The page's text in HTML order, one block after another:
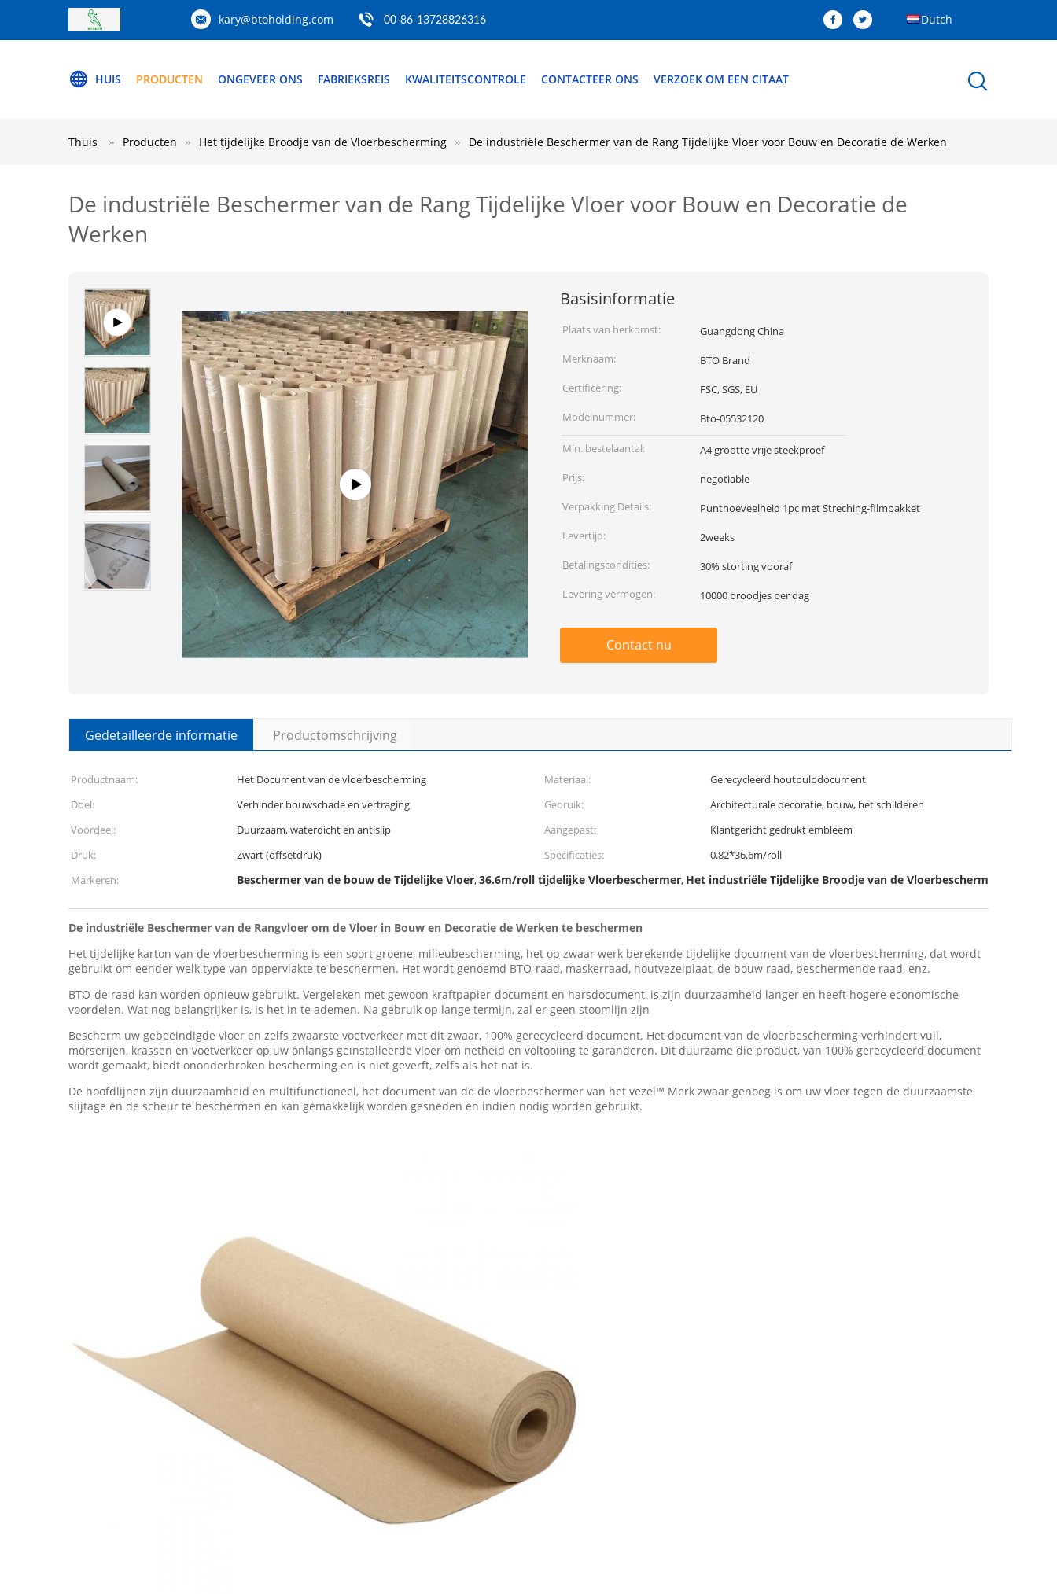
kary@btoholding.com 00-86-13728826316 Dutch
HUIS PRODUCTEN ONGEVEER ONS FABRIEKSREIS KWALITEITSCONTROLE CONTACTEER ONS VERZOEK OM EEN CITAAT
Thuis Producten Het tijdelijke Broodje van de Vloerbescherming De industriële Beschermer van de Rang Tijdelijke Vloer voor Bouw en Decoratie de Werken
De industriële Beschermer van de Rang Tijdelijke Vloer voor Bouw en Decoratie de
Werken
Basisinformatie
Plaats van herkomst:
Guangdong China
Merknaam:
BTO Brand
Certificering:
FSC, SGS, EU
Modelnummer:
Bto-05532120
Min. bestelaantal:
A4 grootte vrije steekproef
Prijs:
negotiable
Verpakking Details:
Punthoeveelheid 1pc met Streching-filmpakket
Levertijd:
2weeks
Betalingscondities:
30% storting vooraf
Levering vermogen:
10000 broodjes per dag
Contact nu
Gedetailleerde informatie Productomschrijving
Productnaam: Het Document van de vloerbescherming Materiaal:
Gerecycleerd houtpulpdocument
Doel:
Verhinder bouwschade en vertraging Gebruik:
Architecturale decoratie, bouw, het schilderen
Voordeel:
Duurzaam, waterdicht en antislip Aangepast:
Klantgericht gedrukt embleem
Druk:
Zwart (offsetdruk) Specificaties:
0.82*36.6m/roll
Markeren:
Beschermer van de bouw de Tijdelijke Vloer,36.6m/roll tijdelijke Vloerbeschermer, Het industriële Tijdelijke Broodje van de Vloerbescherming
De industriële Beschermer van de Rangvloer om de Vloer in Bouw en Decoratie de Werken te beschermen
Het tijdelijke karton van de vloerbescherming is een soort groene, milieubescherming, het op zwaar werk berekende tijdelijke document van de vloerbescherming, dat wordt
gebruikt om eender welk type van oppervlakte te beschermen. Het wordt genoemd BTO-raad, maskerraad, houtvezelplaat, de bouw raad, beschermende raad, enz.
BTO-de raad kan worden opnieuw gebruikt. Vergeleken met gewoon kraftpapier-document en harsdocument, is zijn duurzaamheid langer en heeft hogere economische
voordelen. Wat nog belangrijker is, is het in te ademen. Na gebruik op lange termijn, zal er geen stoomlijn zijn
Bescherm uw gebeëindigde vloer en zelfs zwaarste voetverkeer met dit zwaar, 100% gerecycleerd document. Het document van de vloerbescherming verhindert vuil,
morserijen, krassen en voetverkeer op uw onlangs geïnstalleerde vloer om netheid en voltooiing te garanderen. Dit duurzame die product, van 100% gerecycleerd document
wordt gemaakt, biedt ononderbroken bescherming en is niet geverft, zelfs als het nat is.
De hoofdlijnen zijn duurzaamheid en multifunctioneel, het document van de de vloerbeschermer van het vezel™ Merk zwaar genoeg is om uw vloer tegen de duurzaamste
slijtage en de scheur te beschermen en kan gemakkelijk worden gesneden en indien nodig worden gebruikt.